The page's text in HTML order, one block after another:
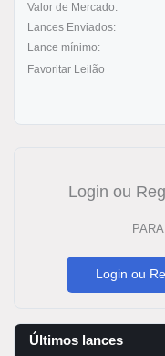
Valor de Mercado:
Lances Enviados:
Lance mínimo:
Favoritar Leilão
Login ou
Login ou
Últimos lances